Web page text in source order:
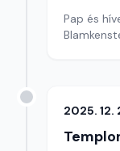
Pap és
2025. 12.